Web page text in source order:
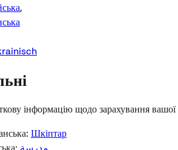
,
інформацію щодо зарахування
Шкіптар